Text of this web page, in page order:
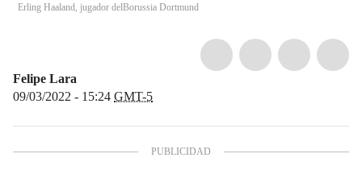
Erling Haaland, jugador delBorussia Dortmund
Felipe Lara
09/03/2022 - 15:24 GMT-5